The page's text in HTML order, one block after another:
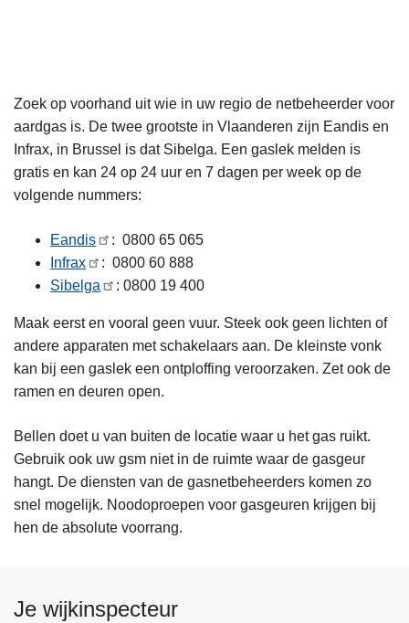
Zoek op voorhand uit wie in uw regio de netbeheerder voor
aardgas is. De twee grootste in Vlaanderen zijn Eandis en
Infrax, in Brussel is dat Sibelga. Een gaslek melden is
gratis en kan 24 op 24 uur en 7 dagen per week op de
volgende nummers:
Eandis
: 0800 65 065
Infrax
: 0800 60 888
Sibelga
: 0800 19 400
Maak eerst en vooral geen vuur. Steek ook geen lichten of
andere apparaten met schakelaars aan. De kleinste vonk
kan bij een gaslek een ontploffing veroorzaken. Zet ook de
ramen en deuren open.
Bellen doet u van buiten de locatie waar u het gas ruikt.
Gebruik ook uw gsm niet in de ruimte waar de gasgeur
hangt. De diensten van de gasnet­beheerders komen zo
snel mogelijk. Noodoproepen voor gasgeuren krijgen bij
hen de absolute voorrang.
Je wijkinspecteur